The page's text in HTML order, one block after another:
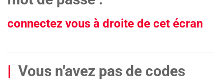
connectez vous à droite de cet écran
| Vous n'avez pas de codes